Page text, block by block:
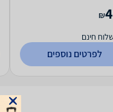
₪
חינם
לפרטים נוספים